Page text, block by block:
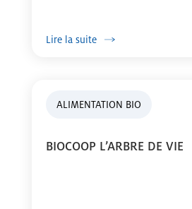
Lire la suite
ALIMENTATION BIO
BIOCOOP L’ARBRE DE VIE